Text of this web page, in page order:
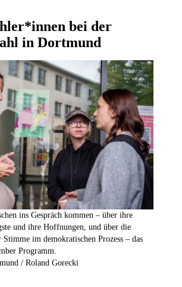
bei der
in Dortmund
ins Gespräch kommen – über ihre
und ihre Hoffnungen, und über die
im demokratischen Prozess – das
Programm.
/ Roland Gorecki